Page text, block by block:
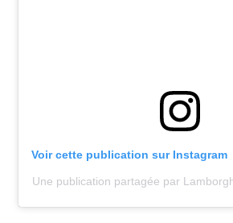
Voir cette publication sur Instagram
Une publication partagée par